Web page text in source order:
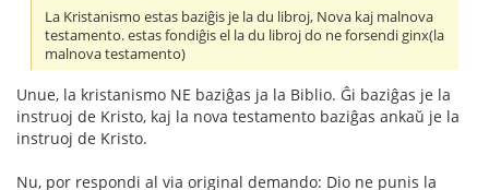
La Kristanismo estas baziĝis je la du libroj, Nova kaj malnova
testamento. estas fondiĝis el la du libroj do ne forsendi ginx(la
malnova testamento)
Unue, la kristanismo NE baziĝas ja la Biblio. Ĝi baziĝas je la
instruoj de Kristo, kaj la nova testamento baziĝas ankaŭ je la
instruoj de Kristo.
Nu, por respondi al via original demando: Dio ne punis la